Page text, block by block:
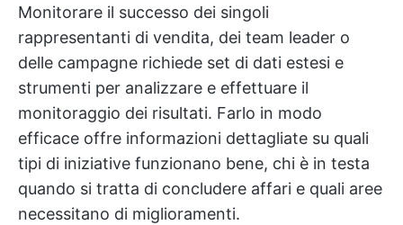
Monitorare il successo dei singoli
rappresentanti di vendita, dei team leader o
delle campagne richiede set di dati estesi e
strumenti per analizzare e effettuare il
monitoraggio dei risultati. Farlo in modo
efficace offre informazioni dettagliate su quali
tipi di iniziative funzionano bene, chi è in testa
quando si tratta di concludere affari e quali aree
necessitano di miglioramenti.